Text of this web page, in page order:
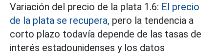
Variación del precio de la plata 1.6: El precio
de la plata se recupera, pero la tendencia a
corto plazo todavía depende de las tasas de
interés estadounidenses y los datos